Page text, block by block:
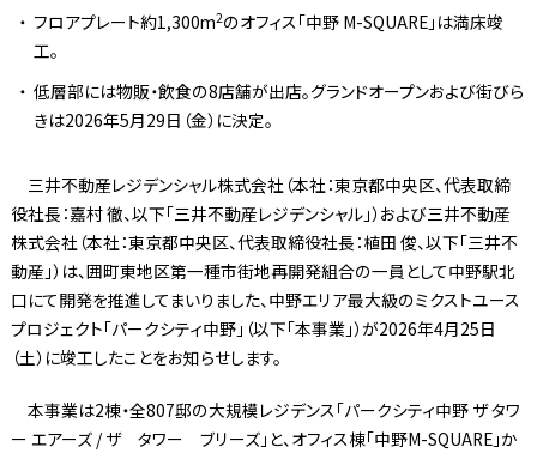
フロアプレート約1,300m2のオフィス「中野 M-SQUARE」は満床竣
工。
低層部には物販・飲食の8店舗が出店。グランドオープンおよび街びら
きは2026年5月29日（金）に決定。
三井不動産レジデンシャル株式会社（本社：東京都中央区、代表取締
役社長：嘉村 徹、以下「三井不動産レジデンシャル」）および三井不動産
株式会社（本社：東京都中央区、代表取締役社長：植田 俊、以下「三井不
動産」）は、囲町東地区第一種市街地再開発組合の一員として中野駅北
口にて開発を推進してまいりました、中野エリア最大級のミクストユース
プロジェクト「パークシティ中野」（以下「本事業」）が2026年4月25日
（土）に竣工したことをお知らせします。
本事業は2棟・全807邸の大規模レジデンス「パークシティ中野 ザ タワ
ー エアーズ / ザ タワー ブリーズ」と、オフィス棟「中野M-SQUARE」か